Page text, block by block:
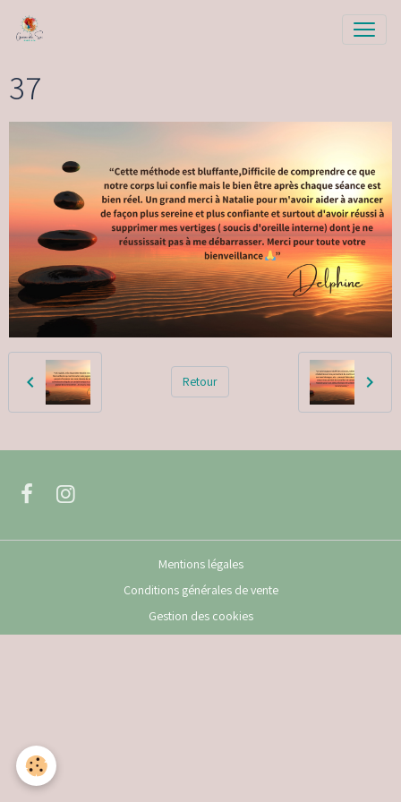
37
Retour
Mentions légales
Conditions générales de vente
Gestion des cookies